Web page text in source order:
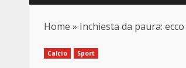
Home » Inchiesta da paura:
Calcio Sport